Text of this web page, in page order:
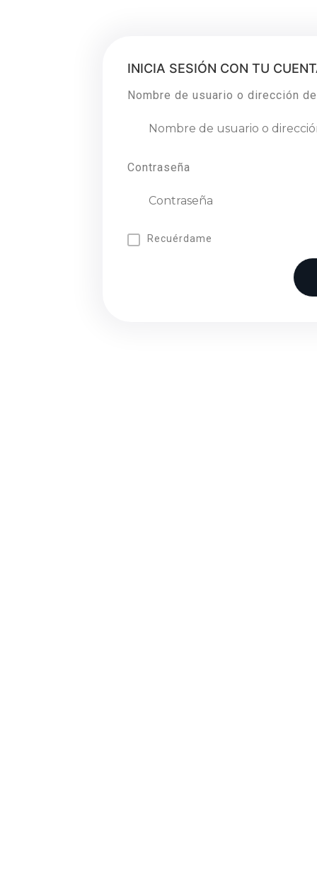
INICIA SESIÓN CON TU
Nombre de usuario o dirección
Contraseña
Recuérdame